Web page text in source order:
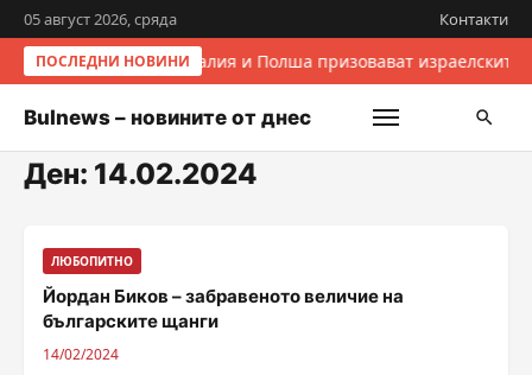
05 август 2026, сряда Контакти
ПОСЛЕДНИ НОВИНИИталия и Полша призовават израелските
Bulnews – новините от днес
Ден: 14.02.2024
ЛЮБОПИТНО
Йордан Биков – забравеното величие на
българските щанги
14/02/2024